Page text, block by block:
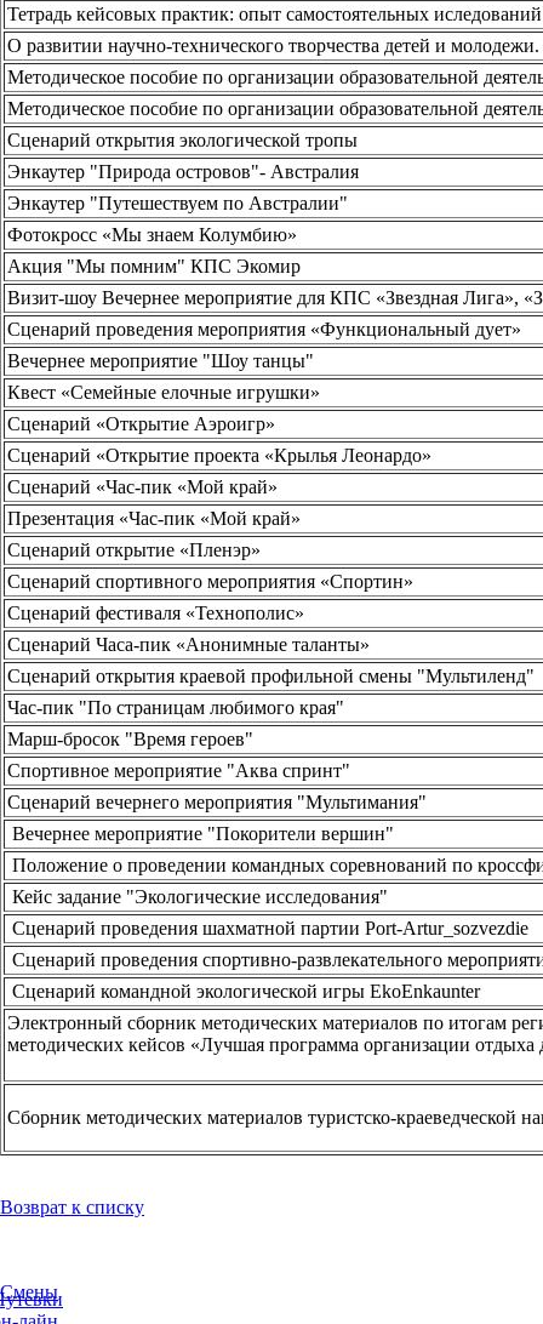
Тетрадь кейсовых практик: опыт самостоятельных
О развитии научно-технического творчества детей и
Методическое пособие по организации образовательной
Методическое пособие по организации образовательной
Сценарий открытия экологической тропы
Энкаутер "Природа островов"- Австралия
Энкаутер "Путешествуем по Австралии"
Фотокросс «Мы знаем Колумбию»
Акция "Мы помним" КПС Экомир
Визит-шоу Вечернее мероприятие для КПС «Звездная Лига»,
Сценарий проведения мероприятия «Функциональный дует»
Вечернее мероприятие "Шоу танцы"
Квест «Семейные елочные игрушки»
Сценарий «Открытие Аэроигр»
Сценарий «Открытие проекта «Крылья Леонардо»
Сценарий «Час-пик «Мой край»
Презентация «Час-пик «Мой край»
Сценарий открытие «Пленэр»
Сценарий спортивного мероприятия «Спортин»
Сценарий фестиваля «Технополис»
Сценарий Часа-пик «Анонимные таланты»
Сценарий открытия краевой профильной смены "Мультиленд"
Час-пик "По страницам любимого края"
Марш-бросок "Время героев"
Спортивное мероприятие "Аква спринт"
Сценарий вечернего мероприятия "Мультимания"
Вечернее мероприятие "Покорители вершин"
Положение о проведении командных соревнований по
Кейс задание "Экологические исследования"
Сценарий проведения шахматной партии Port-Artur_sozvezdie
Сценарий проведения спортивно-развлекательного
Сценарий командной экологической игры EkoEnkaunter
Электронный сборник методических материалов по итогам
методических кейсов «Лучшая программа организации отдыха
Сборник методических материалов туристско-краеведческой
Возврат к списку
Смены